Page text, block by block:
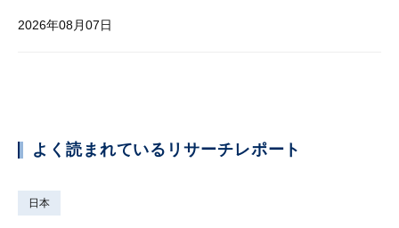
2026年08月07日
よく読まれているリサーチレポート
日本